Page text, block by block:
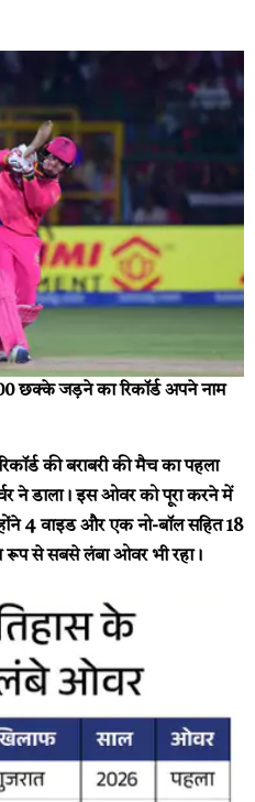
छक्के जड़ने का रिकॉर्ड अपने नाम
की बराबरी कीमैच का पहला
ने डाला। इस ओवर को पूरा करने में
4 वाइड और एक नो-बॉल सहित 18
रूप से सबसे लंबा ओवर भी रहा।